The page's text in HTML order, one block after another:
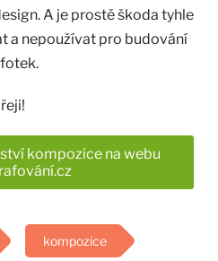
A je prostě škoda tyhle
a nepoužívat pro budování
kompozice na webu
kompozice